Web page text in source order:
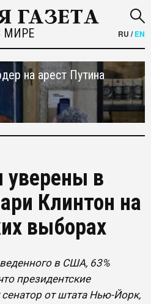
МИРЕ RU /EN
на арест Путина
в
Клинтон на
выборах
в США, 63%
президентские
от штата Нью-Йорк,